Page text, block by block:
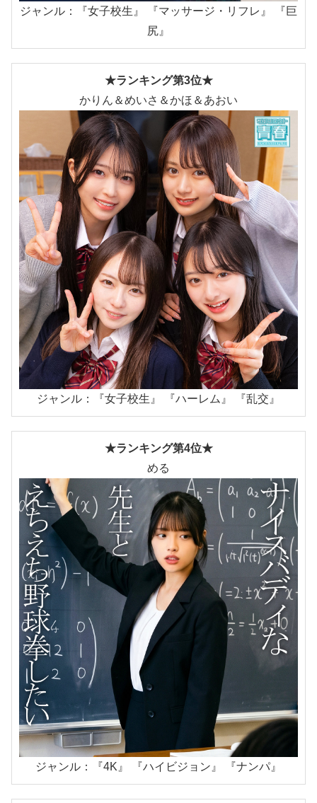
ジャンル：『女子校生』 『マッサージ・リフレ』 『巨
尻』
★ランキング第3位★
かりん＆めいさ＆かほ＆あおい
ジャンル：『女子校生』 『ハーレム』 『乱交』
★ランキング第4位★
める
ジャンル：『4K』 『ハイビジョン』 『ナンパ』